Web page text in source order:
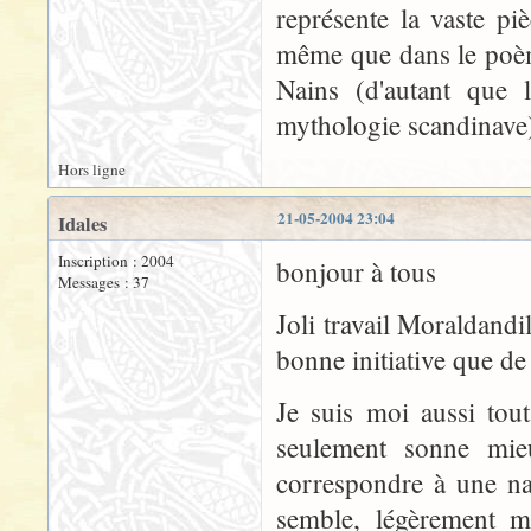
représente la vaste
même que dans le
Nains (d'autant que
mythologie
Hors ligne
21-05-2004 23:04
Idales
Inscription : 2004
Messages : 37
bonjour à tous
Joli travail
bonne initiative que
Je suis moi aussi
seulement sonne
correspondre à une
semble, légèrement